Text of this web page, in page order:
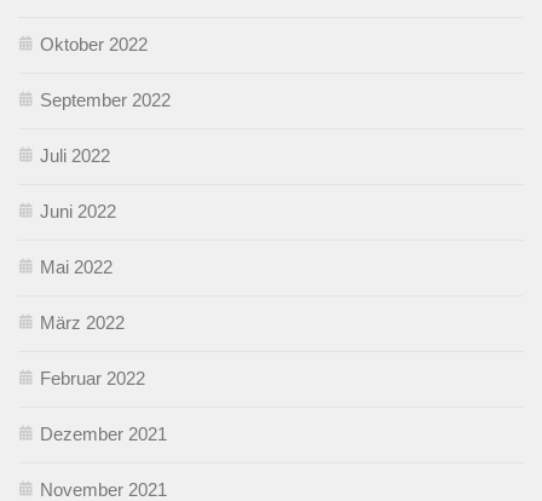
Oktober 2022
September 2022
Juli 2022
Juni 2022
Mai 2022
März 2022
Februar 2022
Dezember 2021
November 2021